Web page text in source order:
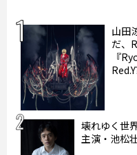
山田
だ、
『
壊れゆく世
主演・池松